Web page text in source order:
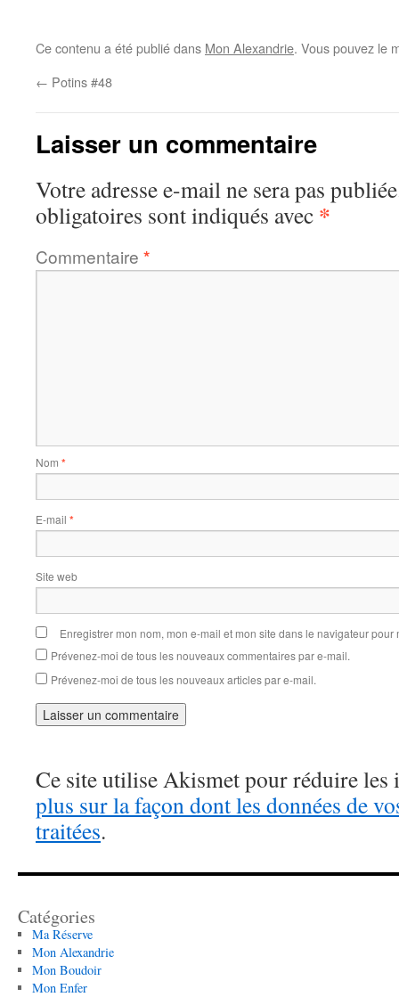
Ce contenu a été publié dans Mon Alexandrie. Vous pouvez le
← Potins #48
Laisser un commentaire
Votre adresse e-mail ne sera pas
obligatoires sont indiqués avec *
Commentaire *
Nom *
E-mail *
Site web
Enregistrer mon nom, mon e-mail et mon site dans le navigateur
Prévenez-moi de tous les nouveaux commentaires par e-mail.
Prévenez-moi de tous les nouveaux articles par e-mail.
Ce site utilise Akismet pour réduire les
plus sur la façon dont les données de
traitées.
Catégories
Ma Réserve
Mon Alexandrie
Mon Boudoir
Mon Enfer